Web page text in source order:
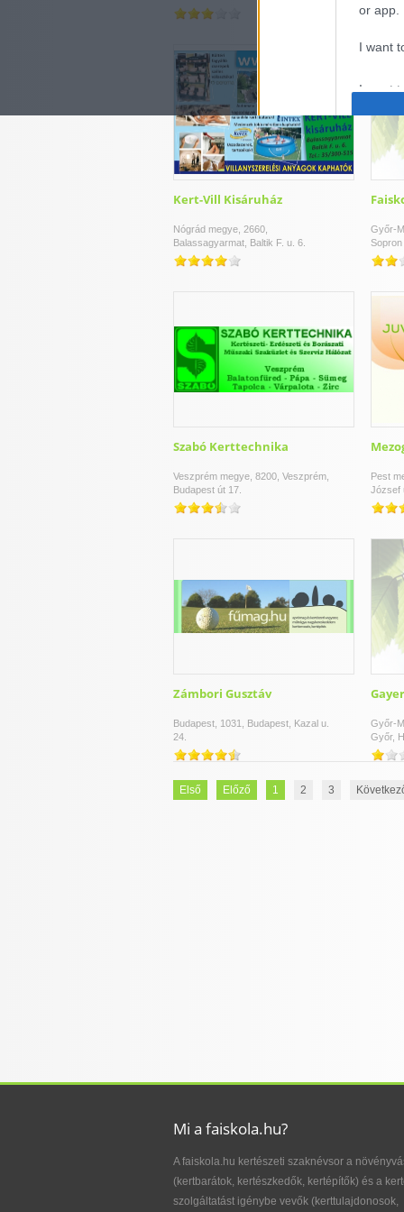
or app.
I want
I want
Kert-Vill Kisáruház
Nógrád megye, 2660,
Balassagyarmat, Baltik F. u. 6.
Győr-
Sopron
Szabó Kerttechnika
Veszprém megye, 8200, Veszprém,
Budapest út 17.
Pest
József
Zámbori Gusztáv
Budapest, 1031, Budapest, Kazal u.
24.
Győr-
Győr,
Első Előző 1 2 3
Mi a faiskola.hu?
A faiskola.hu kertészeti szaknévsor a
(kertbarátok, kertészkedők, kertépítők) és a
szolgáltatást igénybe vevők (kerttulajdonosok,